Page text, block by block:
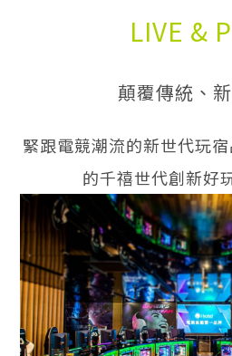
LIVE &
顛覆傳統、
緊跟電競潮流的新世代玩
的千禧世代創新好